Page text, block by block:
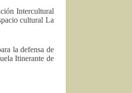
Intercultural
cultural La
la defensa de
Itinerante de